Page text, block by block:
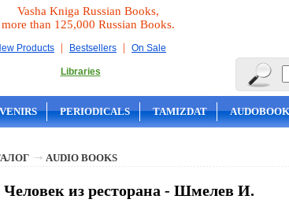
Vasha Kniga Russian Books,
more than 125,000 Russian Books.
Products | Bestsellers | On Sale
Libraries
PERIODICALS TAMIZDAT
AUDIO BOOKS
Человек из ресторана - Шмелев И.